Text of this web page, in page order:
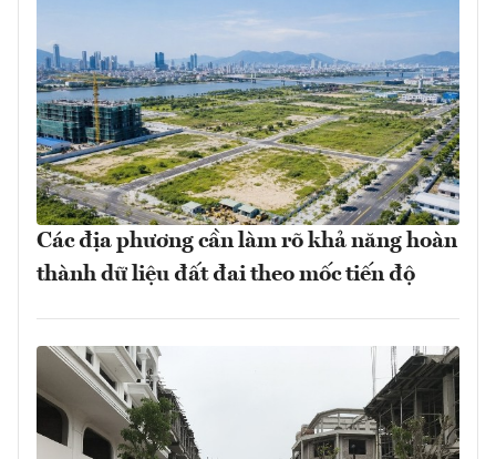
Các địa phương cần làm rõ khả năng hoàn
thành dữ liệu đất đai theo mốc tiến độ